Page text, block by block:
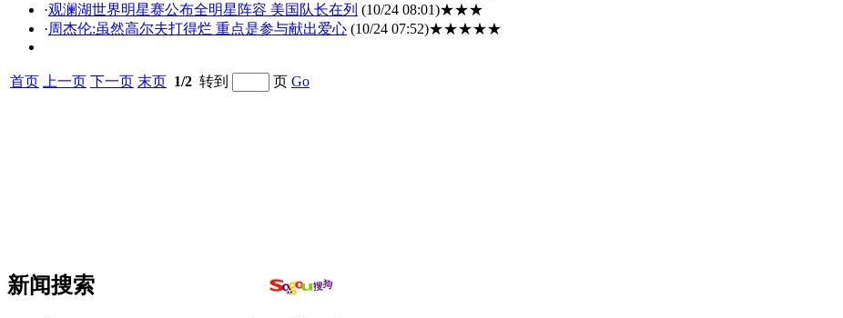
·观澜湖世界明星赛公布全明星阵容 美国队长在列 (10/24 08:01)★★★
·周杰伦:虽然高尔夫打得烂 重点是参与献出爱心 (10/24 07:52)★★★★★
首页 上一页 下一页 末页 1/2 转到 页 Go
新闻搜索